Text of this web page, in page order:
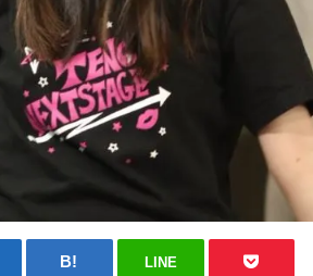
LINE